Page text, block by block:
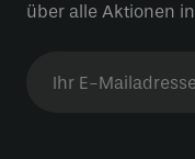
über alle Aktionen